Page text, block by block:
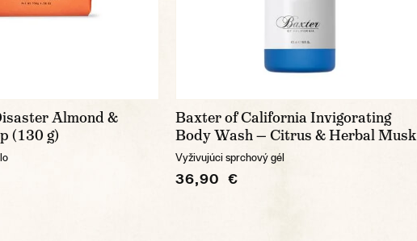
Almond &
(130 g)
Baxter of California Invigorating
Body Wash — Citrus & Herbal Musk
Vyživujúci sprchový gél
36,90 €